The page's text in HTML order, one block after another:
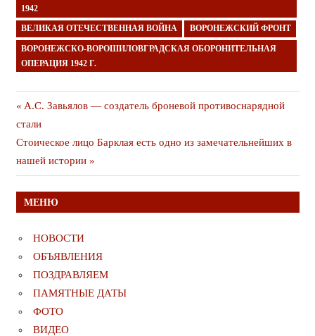
1942
ВЕЛИКАЯ ОТЕЧЕСТВЕННАЯ ВОЙНА ВОРОНЕЖСКИЙ ФРОНТ
ВОРОНЕЖСКО-ВОРОШИЛОВГРАДСКАЯ ОБОРОНИТЕЛЬНАЯ
ОПЕРАЦИЯ 1942 Г.
Навигация
по
записям
Предыдущая
публикация
А.С. Завьялов — создатель броневой противоснарядной
стали
Следующая
публикация
Стоическое лицо Барклая есть одно из замечательнейших в
нашей истории
МЕНЮ
НОВОСТИ
ОБЪЯВЛЕНИЯ
ПОЗДРАВЛЯЕМ
ПАМЯТНЫЕ ДАТЫ
ФОТО
ВИДЕО